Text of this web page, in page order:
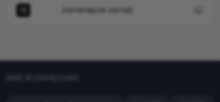
Zamknięcie obrad.